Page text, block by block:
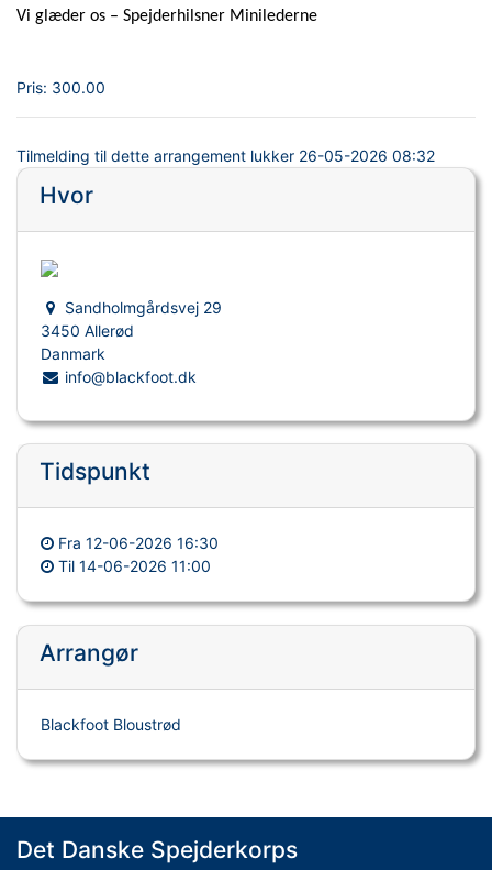
Vi glæder os – Spejderhilsner Minilederne
Pris: 300.00
Tilmelding til dette arrangement lukker 26-05-2026 08:32
Hvor
Sandholmgårdsvej 29
3450 Allerød
Danmark
info@blackfoot.dk
Tidspunkt
Fra 12-06-2026 16:30
Til 14-06-2026 11:00
Arrangør
Blackfoot Bloustrød
Det Danske Spejderkorps